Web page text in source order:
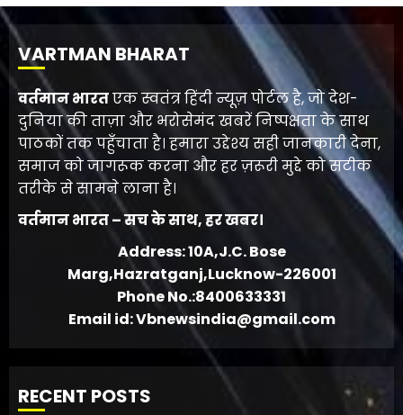
VARTMAN BHARAT
वर्तमान भारतएक स्वतंत्र हिंदी न्यूज़ पोर्टल है, जो देश-
दुनिया की ताज़ा और भरोसेमंद खबरें निष्पक्षता के साथ
पाठकों तक पहुँचाता है। हमारा उद्देश्य सही जानकारी देना,
समाज को जागरूक करना और हर ज़रूरी मुद्दे को सटीक
तरीके से सामने लाना है।
वर्तमान भारत – सच के साथ, हर खबर।
Address: 10A,J.C. Bose
Marg,Hazratganj,Lucknow-226001
Phone No.:8400633331
Email id: Vbnewsindia@gmail.com
RECENT POSTS